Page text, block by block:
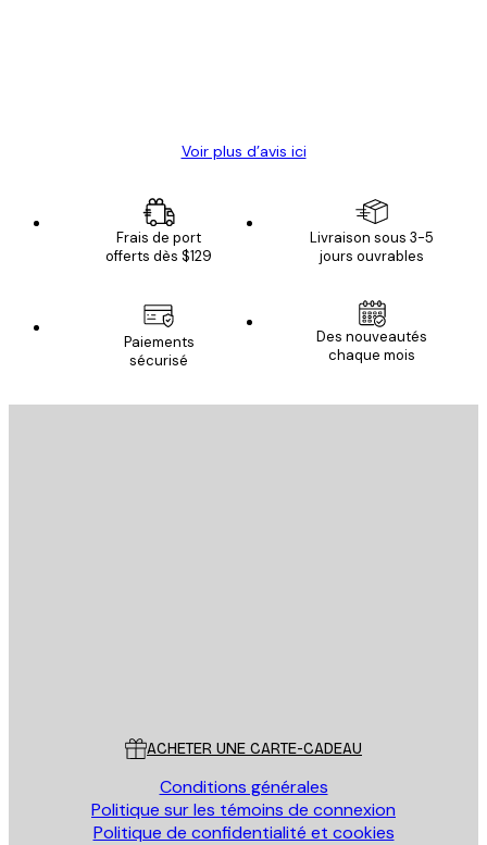
Voir plus d’avis ici
Frais de port
offerts dès $129
Livraison sous 3-5
jours ouvrables
Paiements
sécurisé
Des nouveautés
chaque mois
ACHETER UNE CARTE-CADEAU
Conditions générales
Politique sur les témoins de connexion
Politique de confidentialité et cookies